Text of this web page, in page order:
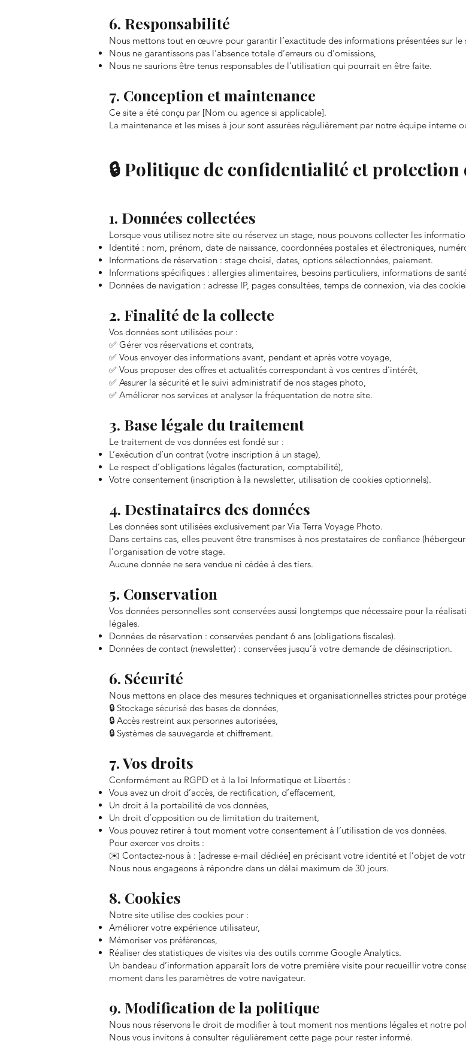
6. Responsabilité
Nous mettons tout en œuvre pour garantir l’exactitude des informations présentées sur le
Nous ne garantissons pas l’absence totale d’erreurs ou d’omissions,
Nous ne saurions être tenus responsables de l’utilisation qui pourrait en être faite.
7. Conception et maintenance
Ce site a été conçu par [Nom ou agence si applicable].
La maintenance et les mises à jour sont assurées régulièrement par notre équipe interne
🔒 Politique de confidentialité et
1. Données collectées
Lorsque vous utilisez notre site ou réservez un stage, nous pouvons collecter les
Identité : nom, prénom, date de naissance, coordonnées postales et électroniques,
Informations de réservation : stage choisi, dates, options sélectionnées, paiement.
Informations spécifiques : allergies alimentaires, besoins particuliers, informations de
Données de navigation : adresse IP, pages consultées, temps de connexion, via des
2. Finalité de la collecte
Vos données sont utilisées pour :
✅ Gérer vos réservations et contrats,
✅ Vous envoyer des informations avant, pendant et après votre voyage,
✅ Vous proposer des offres et actualités correspondant à vos centres d’intérêt,
✅ Assurer la sécurité et le suivi administratif de nos stages photo,
✅ Améliorer nos services et analyser la fréquentation de notre site.
3. Base légale du traitement
Le traitement de vos données est fondé sur :
L’exécution d’un contrat (votre inscription à un stage),
Le respect d’obligations légales (facturation, comptabilité),
Votre consentement (inscription à la newsletter, utilisation de cookies optionnels).
4. Destinataires des données
Les données sont utilisées exclusivement par Via Terra Voyage Photo.
Dans certains cas, elles peuvent être transmises à nos prestataires de confiance
l’organisation de votre stage.
Aucune donnée ne sera vendue ni cédée à des tiers.
5. Conservation
Vos données personnelles sont conservées aussi longtemps que nécessaire pour la
légales.
Données de réservation : conservées pendant 6 ans (obligations fiscales).
Données de contact (newsletter) : conservées jusqu’à votre demande de désinscription.
6. Sécurité
Nous mettons en place des mesures techniques et organisationnelles strictes pour
🔒 Stockage sécurisé des bases de données,
🔒 Accès restreint aux personnes autorisées,
🔒 Systèmes de sauvegarde et chiffrement.
7. Vos droits
Conformément au RGPD et à la loi Informatique et Libertés :
Vous avez un droit d’accès, de rectification, d’effacement,
Un droit à la portabilité de vos données,
Un droit d’opposition ou de limitation du traitement,
Vous pouvez retirer à tout moment votre consentement à l’utilisation de vos données.
Pour exercer vos droits :
✉️ Contactez-nous à : [adresse e‑mail dédiée] en précisant votre identité et l’objet de
Nous nous engageons à répondre dans un délai maximum de 30 jours.
8. Cookies
Notre site utilise des cookies pour :
Améliorer votre expérience utilisateur,
Mémoriser vos préférences,
Réaliser des statistiques de visites via des outils comme Google Analytics.
Un bandeau d’information apparaît lors de votre première visite pour recueillir votre
moment dans les paramètres de votre navigateur.
9. Modification de la politique
Nous nous réservons le droit de modifier à tout moment nos mentions légales et notre
Nous vous invitons à consulter régulièrement cette page pour rester informé.